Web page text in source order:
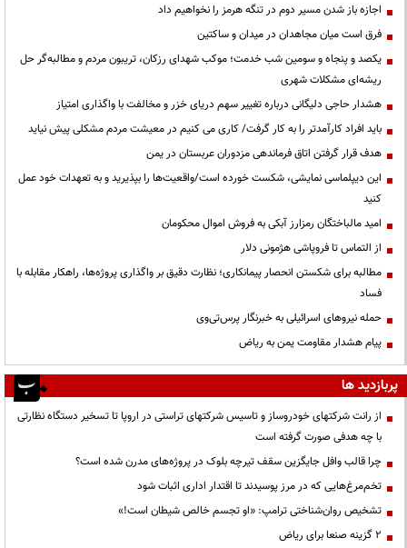
اجازه باز شدن مسیر دوم در تنگه هرمز را نخواهیم داد
فرق است میان مجاهدان در میدان و ساکتین
یکصد و پنجاه و سومین شب خدمت؛ موکب شهدای رزکان، تریبون مردم و مطالبه‌گر حل
ریشه‌ای مشکلات شهری
هشدار حاجی دلیگانی درباره تغییر سهم دریای خزر و مخالفت با واگذاری امتیاز
باید افراد کارآمدتر را به کار گرفت/ کاری می کنیم در معیشت مردم مشکلی پیش نیاید
هدف قرار گرفتن اتاق‌ فرماندهی مزدوران عربستان در یمن
این دیپلماسی نمایشی، شکست خورده است/واقعیت‌ها را بپذیرید و به تعهدات خود عمل
کنید
امید مالباختگان رمزارز آبکی به فروش اموال محکومان
از التماس تا فروپاشی هژمونی دلار
مطالبه برای شکستن انحصار پیمانکاری؛ نظارت دقیق بر واگذاری پروژه‌ها، راهکار مقابله با
فساد
حمله نیروهای اسرائیلی به خبرنگار پرس‌تی‌وی
پیام هشدار مقاومت یمن به ریاض
پربازدید ها
از رانت‌ شرکتهای خودروساز و تاسیس شرکتهای تراستی در اروپا تا تسخیر دستگاه نظارتی
با چه هدفی صورت گرفته است
چرا قالب وافل جایگزین سقف تیرچه بلوک در پروژه‌های مدرن شده است؟
تخم‌مرغ‌هایی که در مرز پوسیدند تا اقتدار اداری اثبات شود
تشخیص روان‌شناختی ترامپ: «او تجسم خالص شیطان است!»
۲ گزینه صنعا برای ریاض